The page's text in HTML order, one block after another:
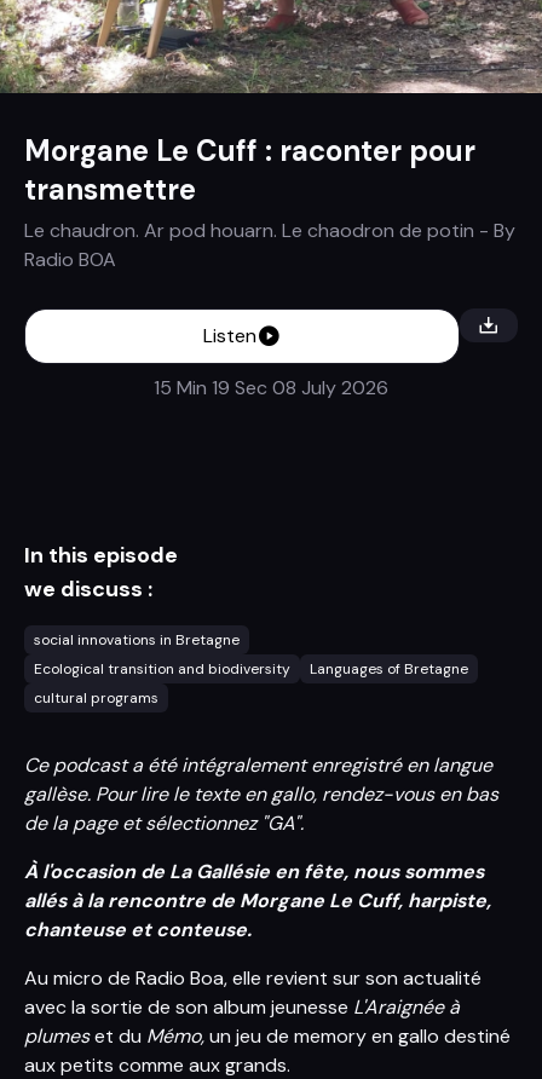
Morgane Le Cuff : raconter pour
transmettre
Le chaudron. Ar pod houarn. Le chaodron de potin - By
Radio BOA
Listen
15 Min 19 Sec 08 July 2026
In this episode
we discuss :
social innovations in Bretagne
Ecological transition and biodiversity
Languages of Bretagne
cultural programs
Ce podcast a été intégralement enregistré en langue
gallèse. Pour lire le texte en gallo, rendez-vous en bas
de la page et sélectionnez "GA".
À l'occasion de La Gallésie en fête, nous sommes
allés à la rencontre de Morgane Le Cuff, harpiste,
chanteuse et conteuse.
Au micro de Radio Boa, elle revient sur son actualité
avec la sortie de son album jeunesse L'Araignée à
plumeset du Mémo,un jeu de memory en gallo destiné
aux petits comme aux grands.